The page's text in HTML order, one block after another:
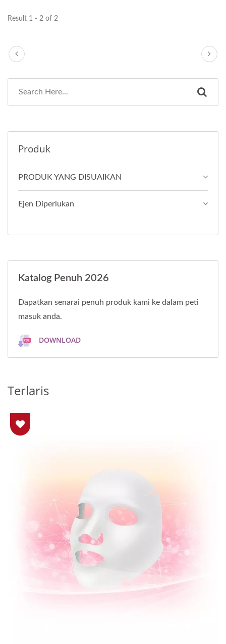
Result 1 - 2 of 2
Produk
PRODUK YANG DISUAIKAN
Ejen Diperlukan
Katalog Penuh 2026
Dapatkan senarai penuh produk kami ke dalam peti
masuk anda.
DOWNLOAD
Terlaris